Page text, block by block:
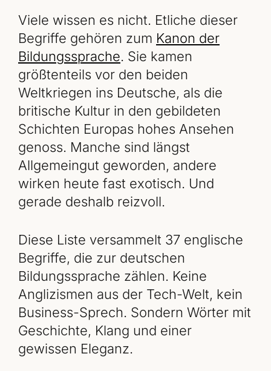
Viele wissen es nicht. Etliche dieser
Begriffe gehören zum Kanon der
Bildungssprache. Sie kamen
größtenteils vor den beiden
Weltkriegen ins Deutsche, als die
britische Kultur in den gebildeten
Schichten Europas hohes Ansehen
genoss. Manche sind längst
Allgemeingut geworden, andere
wirken heute fast exotisch. Und
gerade deshalb reizvoll.
Diese Liste versammelt 37 englische
Begriffe, die zur deutschen
Bildungssprache zählen. Keine
Anglizismen aus der Tech-Welt, kein
Business-Sprech. Sondern Wörter mit
Geschichte, Klang und einer
gewissen Eleganz.